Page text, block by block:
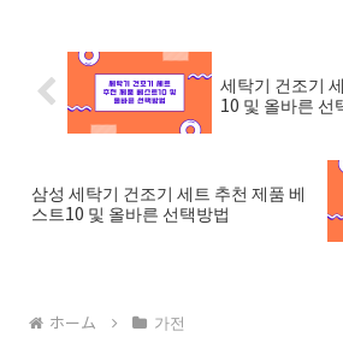
세탁기 건조기
10 및 올바른 선
삼성 세탁기 건조기 세트 추천 제품 베
스트10 및 올바른 선택방법
ホーム 가전